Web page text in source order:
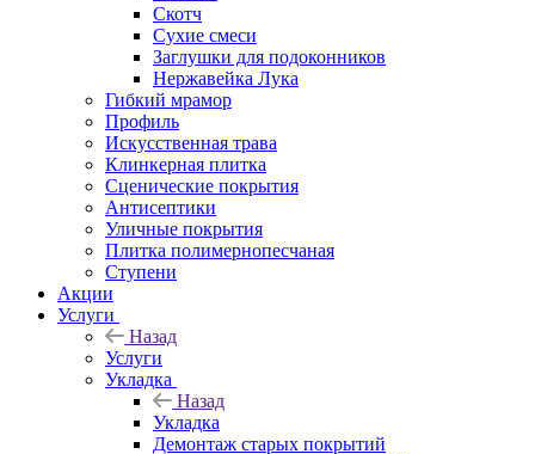
Скотч
Сухие смеси
Заглушки для подоконников
Нержавейка Лука
Гибкий мрамор
Профиль
Искусственная трава
Клинкерная плитка
Сценические покрытия
Антисептики
Уличные покрытия
Плитка полимернопесчаная
Ступени
Акции
Услуги
Назад
Услуги
Укладка
Назад
Укладка
Демонтаж старых покрытий